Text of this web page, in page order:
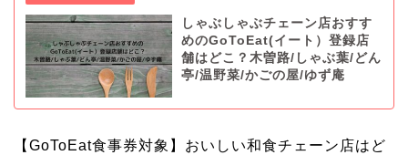
しゃぶしゃぶチェーン店おすす
めのGoToEat(イート）登録店
舗はどこ？木曽路/しゃぶ葉/どん
亭/温野菜/かごの屋/ゆず庵
【GoToEat食事券対象】おいしい和食チェーン店はど